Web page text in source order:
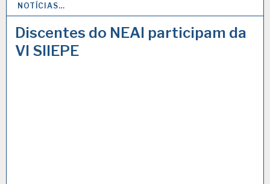
NOTÍCIAS…
Discentes do NEAI participam da
VI SIIEPE
27 NOV 2020